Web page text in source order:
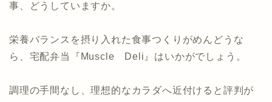
事、どうしていますか。
栄養バランスを摂り入れた食事つくりがめんどうな
ら、宅配弁当『Muscle Deli』はいかがでしょう。
調理の手間なし、理想的なカラダへ近付けると評判が